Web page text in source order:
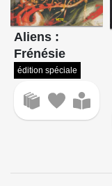
Aliens :
Frénésie
édition spéciale